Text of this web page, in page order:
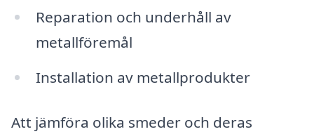
Reparation och underhåll av
metallföremål
Installation av metallprodukter
Att jämföra olika smeder och deras